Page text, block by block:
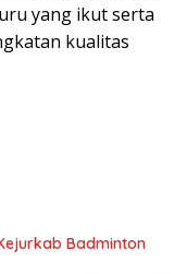
yang ikut serta
kualitas
Badminton